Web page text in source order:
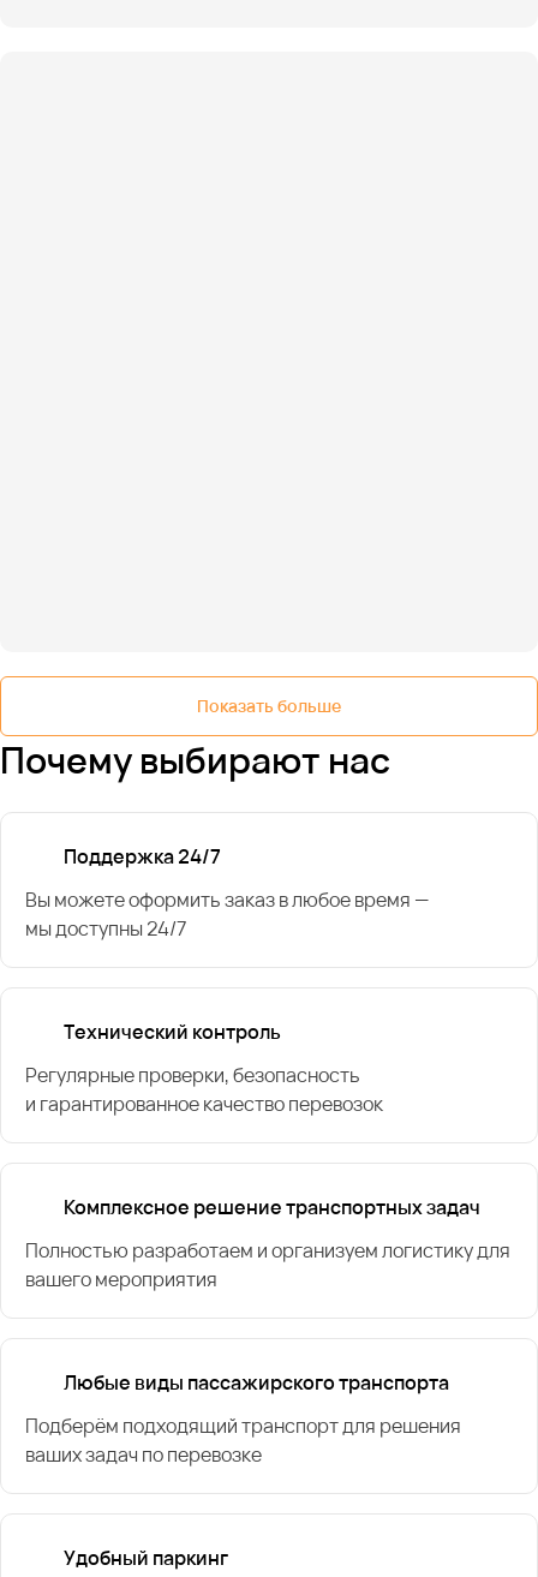
Показать больше
Почему выбирают нас
Поддержка 24/7
Вы можете оформить заказ в любое время —
мы доступны 24/7
Технический контроль
Регулярные проверки, безопасность
и гарантированное качество перевозок
Комплексное решение транспортных задач
Полностью разработаем и организуем логистику для
вашего мероприятия
Любые виды пассажирского транспорта
Подберём подходящий транспорт для решения
ваших задач по перевозке
Удобный паркинг